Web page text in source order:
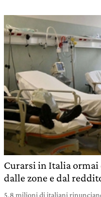
Curarsi in Italia
dalle zone e dal
5,8 milioni di italiani